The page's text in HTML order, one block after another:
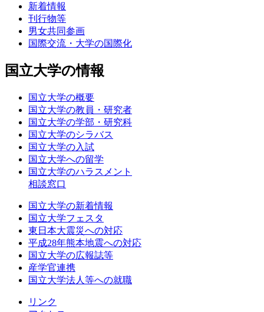
新着情報
刊行物等
男女共同参画
国際交流・大学の国際化
国立大学の情報
国立大学の概要
国立大学の教員・研究者
国立大学の学部・研究科
国立大学のシラバス
国立大学の入試
国立大学への留学
国立大学のハラスメント
相談窓口
国立大学の新着情報
国立大学フェスタ
東日本大震災への対応
平成28年熊本地震への対応
国立大学の広報誌等
産学官連携
国立大学法人等への就職
リンク